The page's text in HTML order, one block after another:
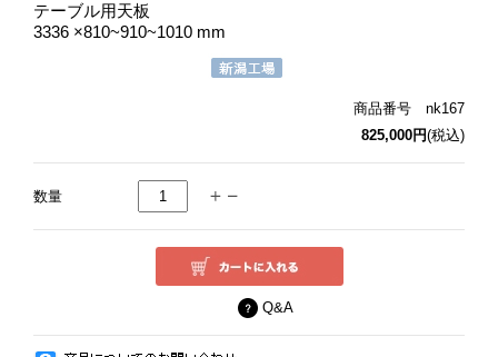
テーブル用天板
3336 ×810~910~1010 mm
商品番号 nk167
825,000円(税込)
数量
Q&A